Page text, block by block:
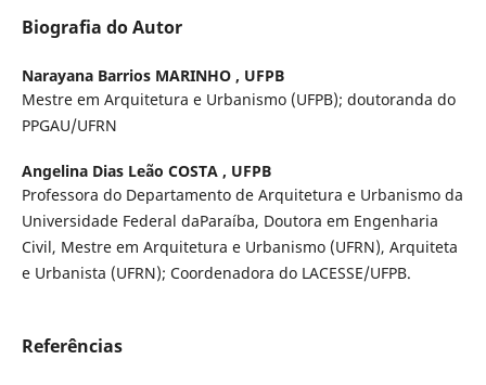
Biografia do Autor
Narayana Barrios MARINHO , UFPB
Mestre em Arquitetura e Urbanismo (UFPB); doutoranda do
PPGAU/UFRN
Angelina Dias Leão COSTA , UFPB
Professora do Departamento de Arquitetura e Urbanismo da
Universidade Federal daParaíba, Doutora em Engenharia
Civil, Mestre em Arquitetura e Urbanismo (UFRN), Arquiteta
e Urbanista (UFRN); Coordenadora do LACESSE/UFPB.
Referências